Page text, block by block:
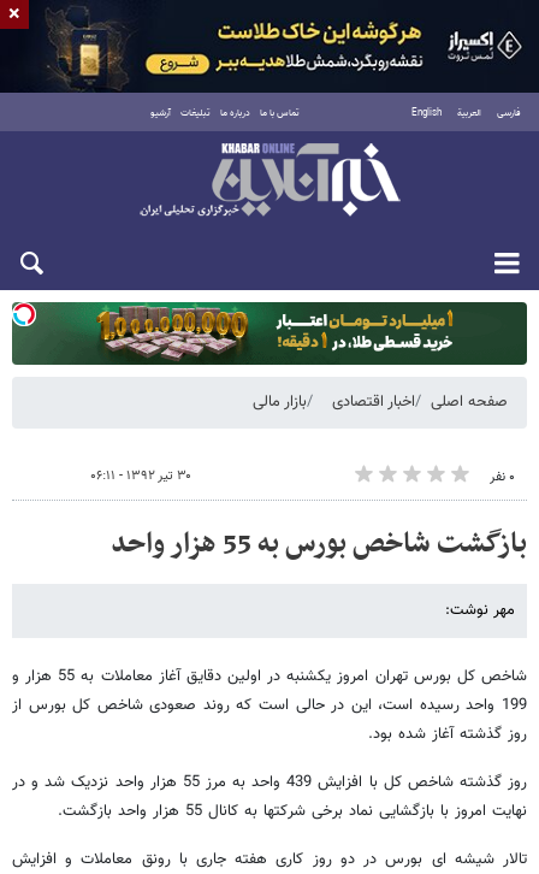
فارسی العربية English تماس با ما درباره ما تبلیغات آرشیو
دوشنبه ۱۹ مرداد ۱۴۰۵
صفحه اصلی اخبار اقتصادی بازار مالی
۰ نفر ۳۰ تیر ۱۳۹۲ - ۰۶:۱۱
بازگشت شاخص بورس به 55 هزار واحد
مهر نوشت:
شاخص کل بورس تهران امروز یکشنبه در اولین دقایق آغاز معاملات به 55 هزار و
199 واحد رسیده است، این در حالی است که روند صعودی شاخص کل بورس از
روز گذشته آغاز شده بود.
روز گذشته شاخص کل با افزایش 439 واحد به مرز 55 هزار واحد نزدیک شد و در
نهایت امروز با بازگشایی نماد برخی شرکتها به کانال 55 هزار واحد بازگشت.
تالار شیشه ای بورس در دو روز کاری هفته جاری با رونق معاملات و افزایش
×